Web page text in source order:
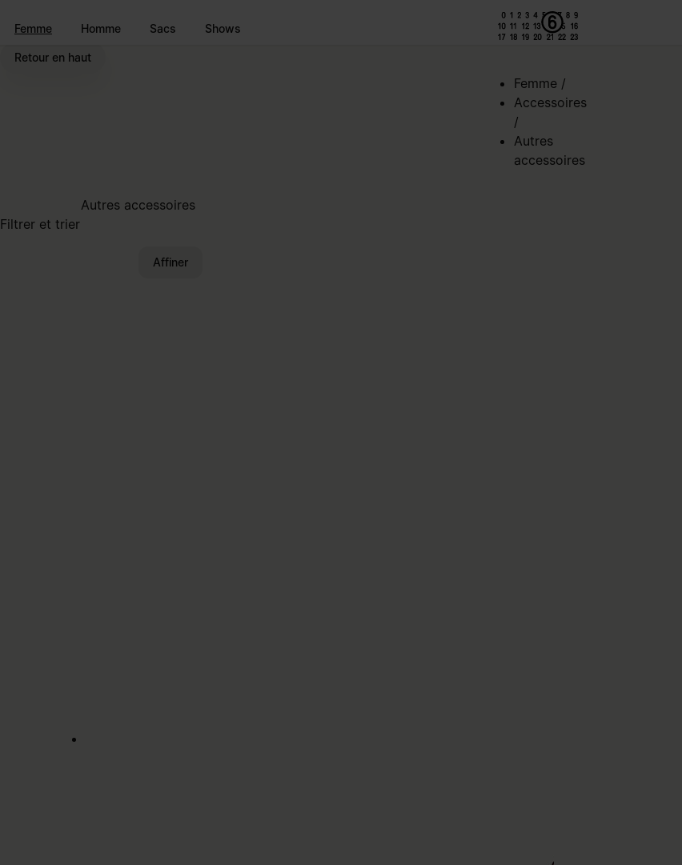
Femme Homme Sacs Shows
Retour en haut
Femme /
Accessoires
/
Autres
accessoires
Autres accessoires
Filtrer et trier
Affiner